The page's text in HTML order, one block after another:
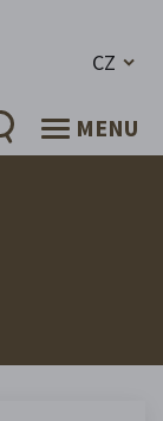
CZ
MENU